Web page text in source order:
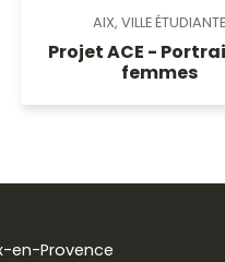
AIX, VILLE ÉTUDIANTE
Projet ACE -
femmes
en-Provence